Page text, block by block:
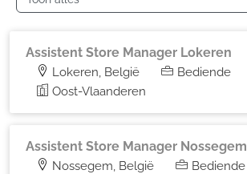
Assistent Store Manager Lokeren
Lokeren, België
Bediende
Oost-Vlaanderen
Assistent Store Manager Nossegem
Nossegem, België
Bediende